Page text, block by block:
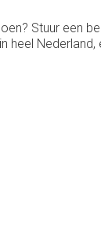
Stuur een
heel